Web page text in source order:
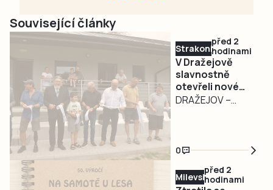
Související články
Strakonicko
před 2
hodinami
V Dražejově
slavnostně
otevřeli nové
fotbalové
DRAŽEJOV –
dočkal významné
modernizace. V
pátek 7. srpna byly
0
Milevsko
před 2
hodinami